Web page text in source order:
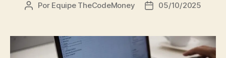
Autor
Por Equipe TheCodeMoney
Data05/10/2025